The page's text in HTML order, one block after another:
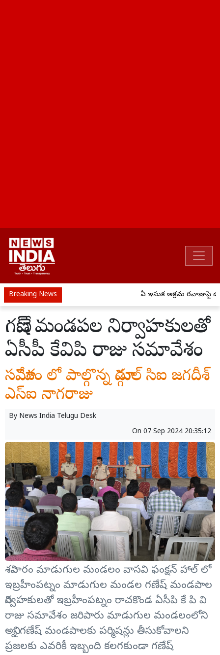
Breaking News ఏపీ ఇసుక అక్రమ రవాణాపై
గణేష్ మండపల నిర్వాహకులతో
ఏసీపీ కేవిపి రాజు సమావేశం
సమావేశం లో పాల్గొన్న మాడ్గుల్ సిఐ జగదీశ్
ఎస్ఐ నాగరాజు
By News India Telugu Desk
On 07 Sep 2024 20:35:12
శనివారం మాడుగుల మండలం వాసవి ఫంక్షన్ హాల్ లో
ఇబ్రహీంపట్నం మాడుగుల మండల గణేష్ మండపాల
నిర్వహకులతో ఇబ్రహీంపట్నం రాచకొండ ఏసీపి కే పి వి
రాజు సమావేశం జరిపారు మాడుగుల మండలంలోని
అన్ని గణేష్ మండపాలకు పర్మిషన్లు తీసుకోవాలని
ప్రజలకు ఎవరికీ ఇబ్బంది కలగకుండా గణేష్